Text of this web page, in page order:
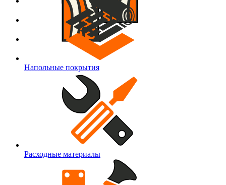
Напольные покрытия
Расходные материалы